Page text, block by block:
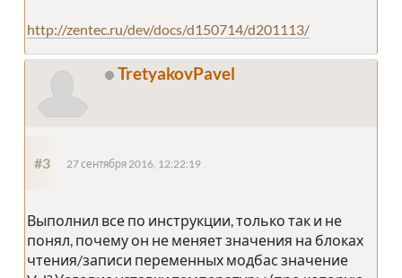
http://zentec.ru/dev/docs/d150714/d201113/
TretyakovPavel
#3 27 сентября 2016, 12:22:19
Выполнил все по инструкции, только так и не
понял, почему он не меняет значения на блоках
чтения/записи переменных модбас значение